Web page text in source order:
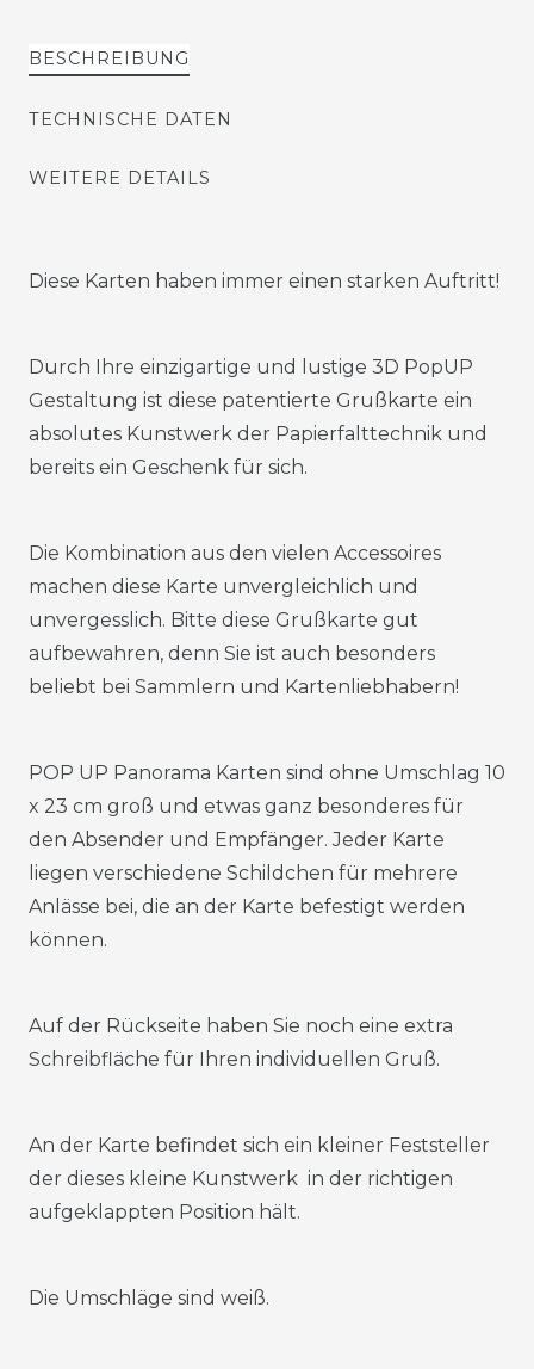
BESCHREIBUNG
TECHNISCHE DATEN
WEITERE DETAILS
Diese Karten haben immer einen starken Auftritt!
Durch Ihre einzigartige und lustige 3D PopUP
Gestaltung ist diese patentierte Grußkarte ein
absolutes Kunstwerk der Papierfalttechnik und
bereits ein Geschenk für sich.
Die Kombination aus den vielen Accessoires
machen diese Karte unvergleichlich und
unvergesslich. Bitte diese Grußkarte gut
aufbewahren, denn Sie ist auch besonders
beliebt bei Sammlern und Kartenliebhabern!
POP UP Panorama Karten sind ohne Umschlag 10
x 23 cm groß und etwas ganz besonderes für
den Absender und Empfänger. Jeder Karte
liegen verschiedene Schildchen für mehrere
Anlässe bei, die an der Karte befestigt werden
können.
Auf der Rückseite haben Sie noch eine extra
Schreibfläche für Ihren individuellen Gruß.
An der Karte befindet sich ein kleiner Feststeller
der dieses kleine Kunstwerk in der richtigen
aufgeklappten Position hält.
Die Umschläge sind weiß.